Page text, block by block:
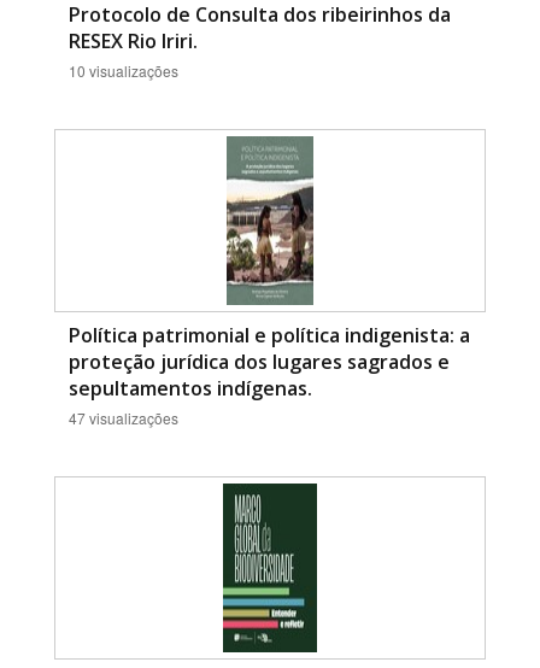
Protocolo de Consulta dos ribeirinhos da
RESEX Rio Iriri.
10 visualizações
Política patrimonial e política indigenista: a
proteção jurídica dos lugares sagrados e
sepultamentos indígenas.
47 visualizações